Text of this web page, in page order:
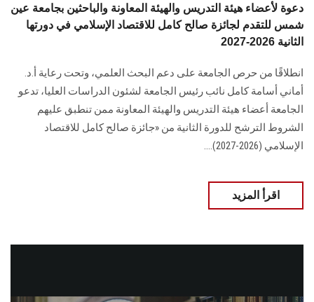
دعوة لأعضاء هيئة التدريس والهيئة المعاونة والباحثين بجامعة عين
شمس للتقدم لجائزة صالح كامل للاقتصاد الإسلامي في دورتها
الثانية 2026-2027
انطلاقًا من حرص الجامعة على دعم البحث العلمي، وتحت رعاية أ.د.
أماني أسامة كامل نائب رئيس الجامعة لشئون الدراسات العليا، تدعو
الجامعة أعضاء هيئة التدريس والهيئة المعاونة ممن تنطبق عليهم
الشروط الترشح للدورة الثانية من «جائزة صالح كامل للاقتصاد
الإسلامي (2026-2027)....
اقرأ المزيد